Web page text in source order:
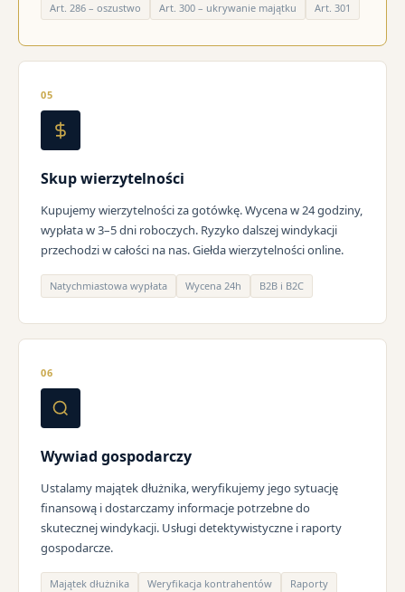
Art. 286 – oszustwo Art. 300 – ukrywanie majątku Art. 301
05
Skup wierzytelności
Kupujemy wierzytelności za gotówkę. Wycena w 24 godziny,
wypłata w 3–5 dni roboczych. Ryzyko dalszej windykacji
przechodzi w całości na nas. Giełda wierzytelności online.
Natychmiastowa wypłata Wycena 24h B2B i B2C
06
Wywiad gospodarczy
Ustalamy majątek dłużnika, weryfikujemy jego sytuację
finansową i dostarczamy informacje potrzebne do
skutecznej windykacji. Usługi detektywistyczne i raporty
gospodarcze.
Majątek dłużnika Weryfikacja kontrahentów Raporty